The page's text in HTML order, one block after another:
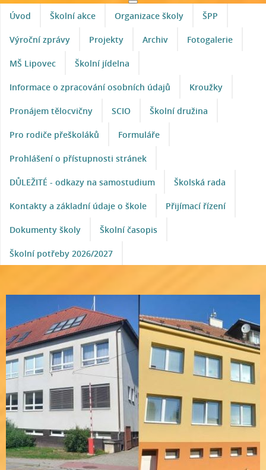
Úvod Školní akce Organizace školy ŠPP
Výroční zprávy Projekty Archiv Fotogalerie
MŠ Lipovec Školní jídelna
Informace o zpracování osobních údajů Kroužky
Pronájem tělocvičny SCIO Školní družina
Pro rodiče přeškoláků Formuláře
Prohlášení o přístupnosti stránek
DŮLEŽITÉ - odkazy na samostudium Školská rada
Kontakty a základní údaje o škole Přijímací řízení
Dokumenty školy Školní časopis
Školní potřeby 2026/2027